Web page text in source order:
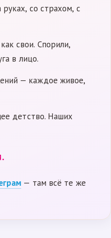
со страхом, с
свои. Спорили,
в лицо.
— каждое живое,
детство. Наших
— там всё те же